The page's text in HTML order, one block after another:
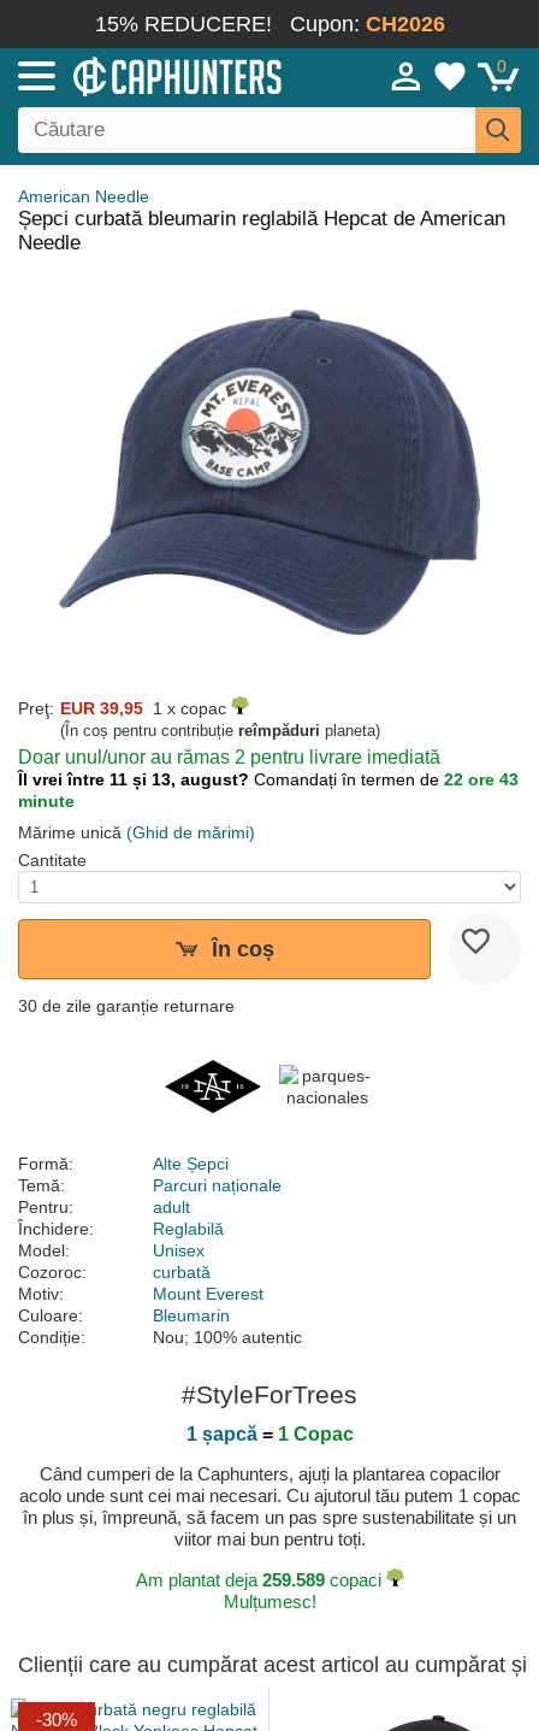
15% REDUCERE! Cupon: CH2026
0
American Needle
Șepci curbată bleumarin reglabilă Hepcat de American
Needle
Preţ: EUR 39,95 1 x copac
(În coș pentru contribuție reîmpăduri planeta)
Doar unul/unor au rămas 2 pentru livrare imediată
Îl vrei între 11 și 13, august? Comandați în termen de 22 ore 43
minute
Mărime unică (Ghid de mărimi)
Cantitate
În coș
30 de zile garanție returnare
Formă:
Alte Șepci
Temă:
Parcuri naționale
Pentru:
adult
Închidere:
Reglabilă
Model:
Unisex
Cozoroc:
curbată
Motiv:
Mount Everest
Culoare:
Bleumarin
Condiție:
Nou; 100% autentic
#StyleForTrees
1 șapcă= 1 Copac
Când cumperi de la Caphunters, ajuți la plantarea copacilor
acolo unde sunt cei mai necesari. Cu ajutorul tău putem 1 copac
în plus și, împreună, să facem un pas spre sustenabilitate și un
viitor mai bun pentru toți.
Am plantat deja 259.589copaci
Mulțumesc!
Clienții care au cumpărat acest articol au cumpărat și
-30%